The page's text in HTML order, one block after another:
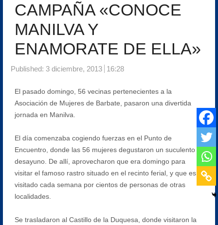
CAMPAÑA «CONOCE
MANILVA Y
ENAMORATE DE ELLA»
Published: 3 diciembre, 2013 16:28
El pasado domingo, 56 vecinas pertenecientes a la
Asociación de Mujeres de Barbate, pasaron una divertida
jornada en Manilva.
El día comenzaba cogiendo fuerzas en el Punto de
Encuentro, donde las 56 mujeres degustaron un suculento
desayuno. De allí, aprovecharon que era domingo para
visitar el famoso rastro situado en el recinto ferial, y que es
visitado cada semana por cientos de personas de otras
localidades.
Se trasladaron al Castillo de la Duquesa, donde visitaron la